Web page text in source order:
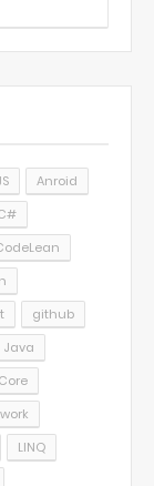
Anroid
github
Java
LINQ